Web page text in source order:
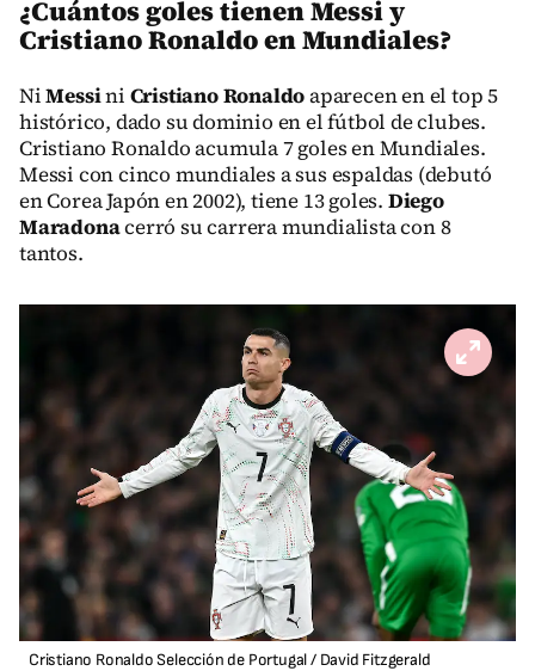
¿Cuántos goles tienen Messi y
Cristiano Ronaldo en Mundiales?
NiMessini Cristiano Ronaldoaparecen en el top 5
histórico, dado su dominio en el fútbol de clubes.
Cristiano Ronaldo acumula 7 goles en Mundiales.
Messi con cinco mundiales a sus espaldas (debutó
en Corea Japón en 2002), tiene 13 goles. Diego
Maradonacerró su carrera mundialista con 8
tantos.
Cristiano Ronaldo Selección de Portugal/ David Fitzgerald